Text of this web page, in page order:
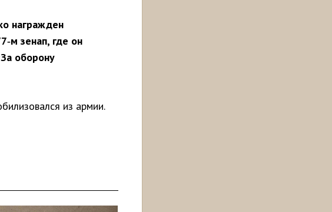
награжден
зенап, где он
оборону
из армии.